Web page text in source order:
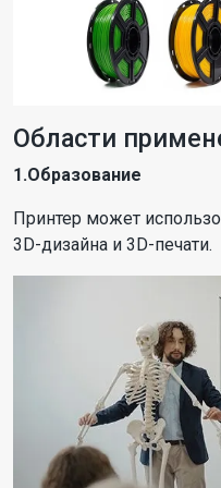
Области
1.Образование
Принтер может
3D-дизайна и 3D-печати.